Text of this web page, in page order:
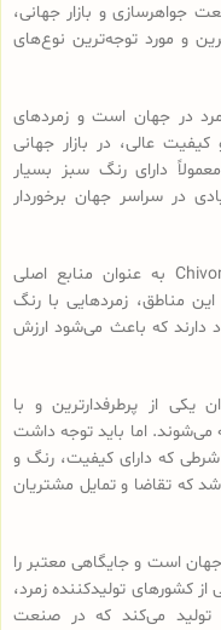
جواهرسازی و بازار جهانی،
و مورد توجه‌ترین نوع‌های
در جهان است و زمردهای
عالی، در بازار جهانی
دارای رنگ سبز بسیار
در سراسر جهان برخوردار
معادن زمرد کلمبیا مانند معدن Muzo و Chivor به عنوان منابع اصلی
مناطق، زمردهایی با رنگ
دارند که باعث می‌شود ارزش
یکی از پرطرفدارترین و با
می‌شوند. اما باید توجه داشت
شرطی که دارای کیفیت، رنگ و
که تقاضا و تمایل مشتریان
جهان است و جایگاهی معتبر را
از کشورهای تولیدکننده زمرد،
تولید می‌کند که در صنعت